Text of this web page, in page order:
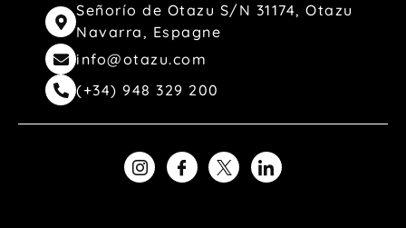
Señorío de Otazu S/N 31174, Otazu
Navarra, Espagne
info@otazu.com
(+34) 948 329 200